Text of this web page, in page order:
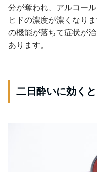
分が奪われ、アルコー
ヒドの濃度が濃くなり
の機能が落ちて症状が
あります。
二日酔いに効く